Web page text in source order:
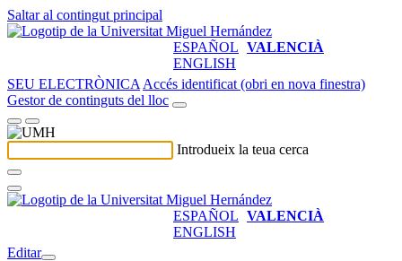
Saltar al contingut principal
ESPAÑOL VALENCIÀ
ENGLISH
SEU ELECTRÒNICA Accés identificat (obri en nova finestra)
Gestor de continguts del lloc
Introdueix la teua cerca
ESPAÑOL VALENCIÀ
ENGLISH
Editar